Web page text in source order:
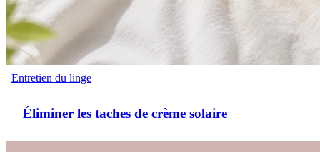
Entretien du linge
Éliminer les taches de crème solaire